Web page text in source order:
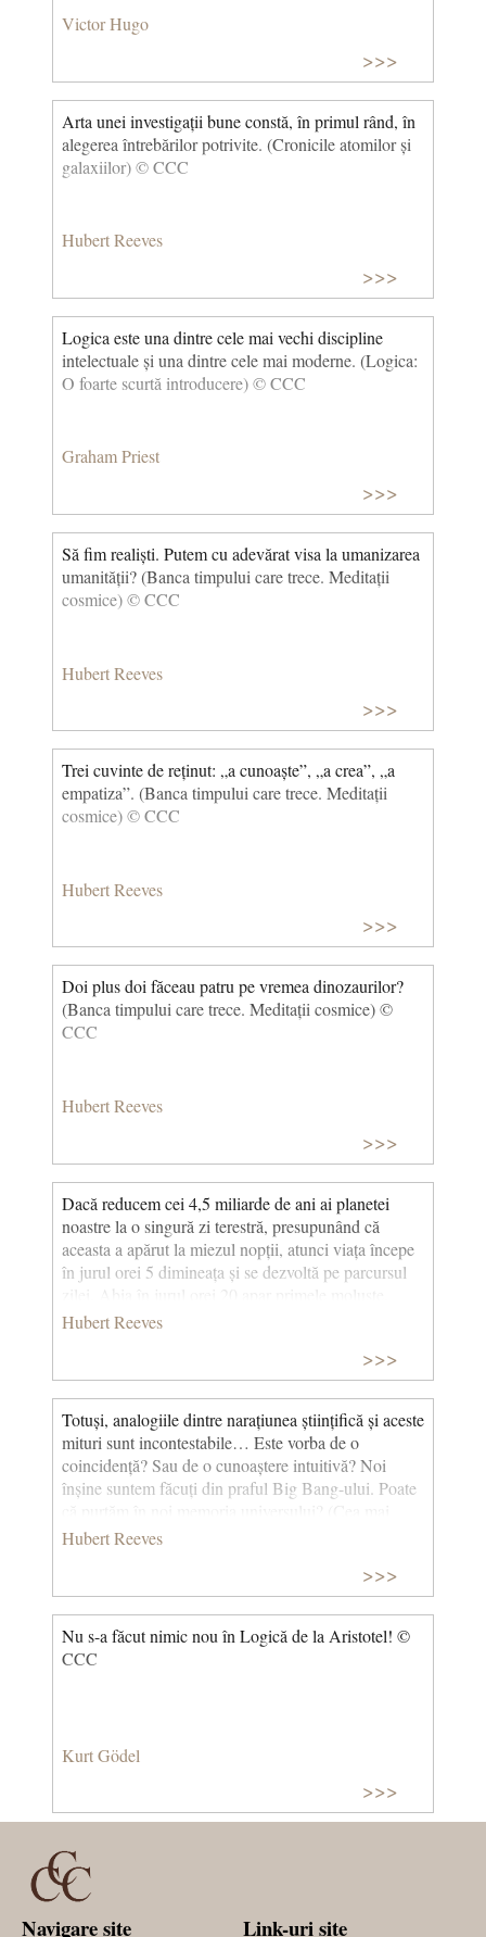
Victor Hugo
>>>
Arta unei investigații bune constă, în primul rând, în
alegerea întrebărilor potrivite. (Cronicile atomilor și
galaxiilor) © CCC
Hubert Reeves
>>>
Logica este una dintre cele mai vechi discipline
intelectuale și una dintre cele mai moderne. (Logica:
O foarte scurtă introducere) © CCC
Graham Priest
>>>
Să fim realiști. Putem cu adevărat visa la umanizarea
umanității? (Banca timpului care trece. Meditații
cosmice) © CCC
Hubert Reeves
>>>
Trei cuvinte de reținut: „a cunoaște”, „a crea”, „a
empatiza”. (Banca timpului care trece. Meditații
cosmice) © CCC
Hubert Reeves
>>>
Doi plus doi făceau patru pe vremea dinozaurilor?
(Banca timpului care trece. Meditații cosmice) ©
CCC
Hubert Reeves
>>>
Dacă reducem cei 4,5 miliarde de ani ai planetei
noastre la o singură zi terestră, presupunând că
aceasta a apărut la miezul nopții, atunci viața începe
în jurul orei 5 dimineața și se dezvoltă pe parcursul
zilei. Abia în jurul orei 20 apar primele moluște.
Apoi, la ora 23, sosesc dinozaurii, care dispar la ora
sfârșit abia în ultimele 5 minute dinaintea miezului
nopții și își văd creierul dublându-se în dimensiune
abia în ultimul minut. Revoluția Industrială a început
abia acum o sutime de secundă. (Cea mai frumoasă
poveste din lume) © CCC
Hubert Reeves
>>>
Totuși, analogiile dintre narațiunea științifică și aceste
mituri sunt incontestabile… Este vorba de o
coincidență? Sau de o cunoaștere intuitivă? Noi
înșine suntem făcuți din praful Big Bang-ului. Poate
frumoasă poveste din lume) © CCC
Hubert Reeves
>>>
Nu s-a făcut nimic nou în Logică de la Aristotel! ©
CCC
Kurt Gödel
>>>
Navigare site Link-uri site